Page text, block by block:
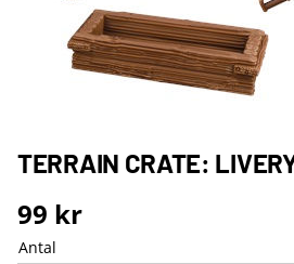
TERRAIN CRATE:
99 kr
Antal